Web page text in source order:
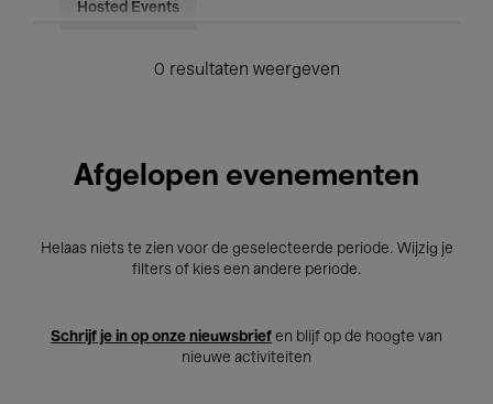
Hosted Events
0 resultaten weergeven
Afgelopen evenementen
Helaas niets te zien voor de geselecteerde periode. Wijzig je
filters of kies een andere periode.
Schrijf je in op onze nieuwsbrief en blijf op de hoogte van
nieuwe activiteiten